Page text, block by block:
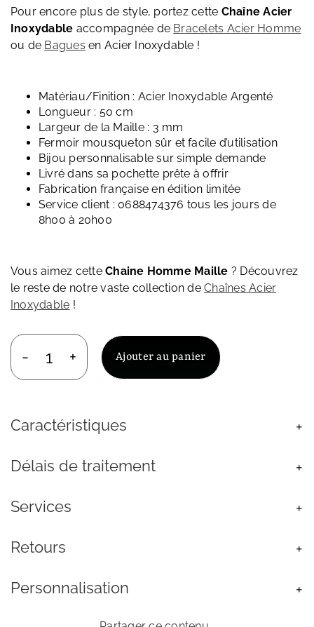
Pour encore plus de style, portez cette Chaîne Acier
Inoxydable accompagnée de Bracelets Acier Homme
ou de Bagues en Acier Inoxydable !
Matériau/Finition : Acier Inoxydable Argenté
Longueur : 50 cm
Largeur de la Maille : 3 mm
Fermoir mousqueton sûr et facile d’utilisation
Bijou personnalisable sur simple demande
Livré dans sa pochette prête à offrir
Fabrication française en édition limitée
Service client : 0688474376 tous les jours de
8h00 à 20h00
Vous aimez cetteChaine Homme Maille ? Découvrez
le reste de notre vaste collection deChaînes Acier
Inoxydable !
quantité
de
Maille
en
3mm
Ajouter au panier
Caractéristiques
Délais de traitement
Services
Retours
Personnalisation